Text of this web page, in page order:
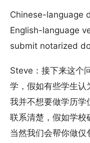
Chinese-language
English-language
submit notarized
Steve：接下来这个
学，假如有些学生认
我并不想要做学历学
联系清楚，假如学校
当然我们会帮你做